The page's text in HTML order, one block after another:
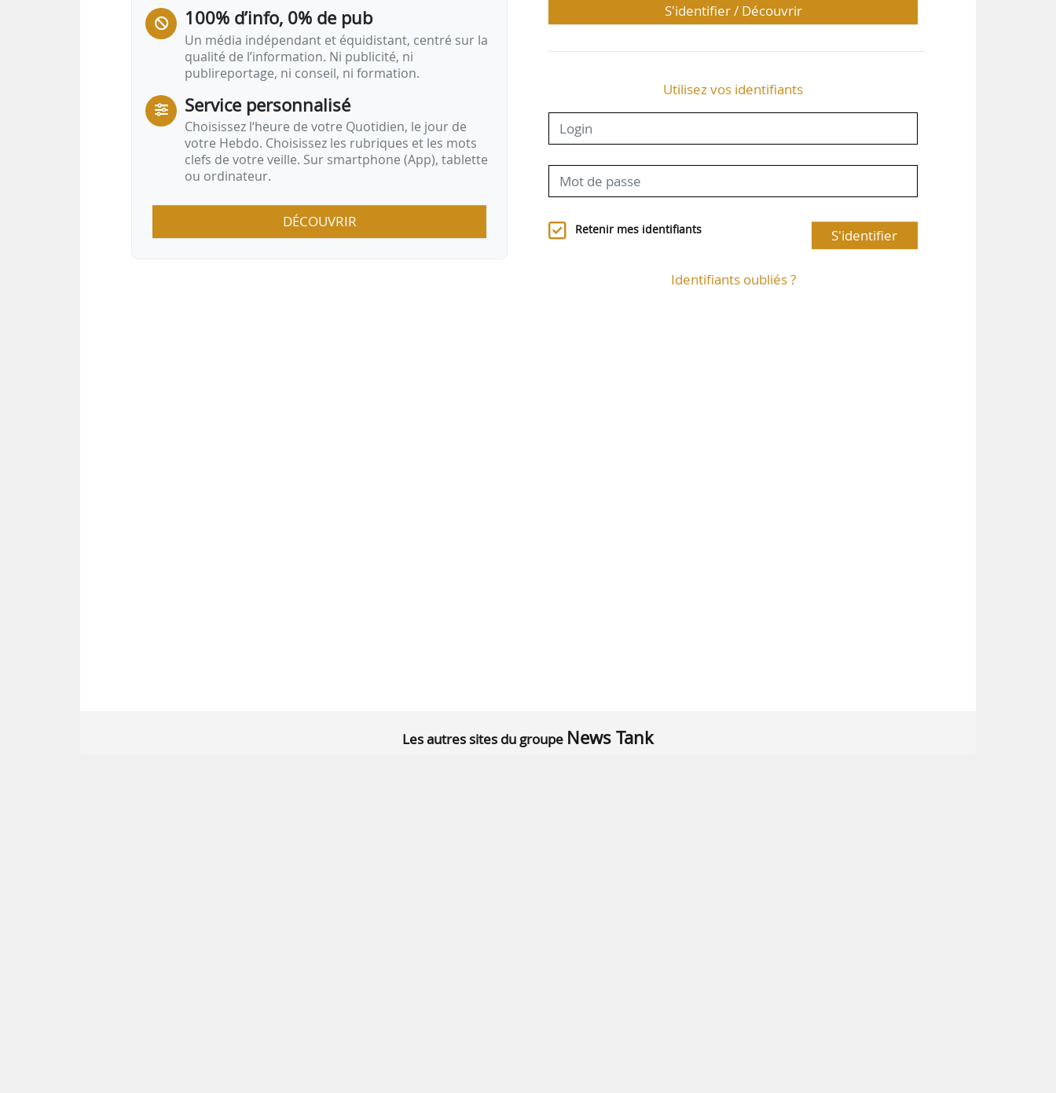
100% d’info, 0% de pub
Un média indépendant et équidistant, centré sur la
qualité de l’information. Ni publicité, ni
publireportage, ni conseil, ni formation.
Service personnalisé
Choisissez l‘heure de votre Quotidien, le jour de
votre Hebdo. Choisissez les rubriques et les mots
clefs de votre veille. Sur smartphone (App), tablette
ou ordinateur.
DÉCOUVRIR
S'identifier / Découvrir
Utilisez vos identifiants
Retenir mes identifiants S'identifier
Identifiants oubliés ?
Les autres sites du groupe News Tank